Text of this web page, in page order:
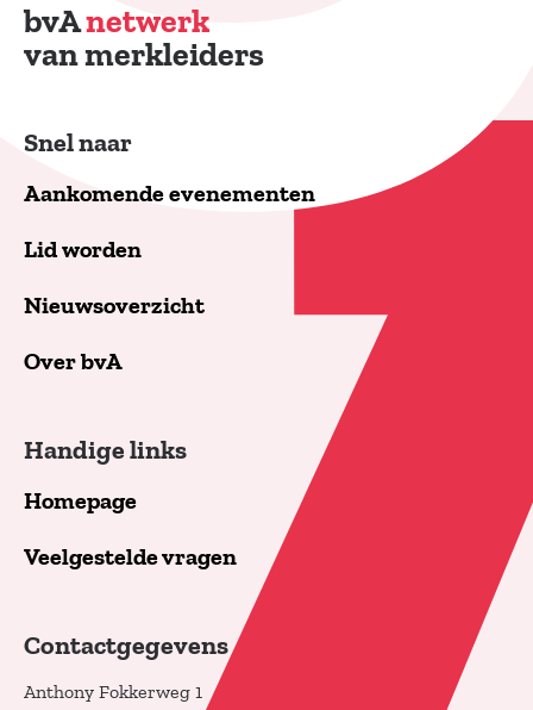
bvAnetwerk
van merkleiders
Snel naar
Aankomende evenementen
Lid worden
Nieuwsoverzicht
Over bvA
Handige links
Homepage
Veelgestelde vragen
Contactgegevens
Anthony Fokkerweg 1